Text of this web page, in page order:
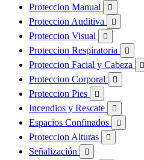
Proteccion Manual

Proteccion Auditiva 
Proteccion Visual 
Proteccion Respiratoria 
Proteccion Facial y Cabeza 
Proteccion Corporal 
Proteccion Pies 
Incendios y Rescate 
Espacios Confinados 
Proteccion Alturas 
Señalización 